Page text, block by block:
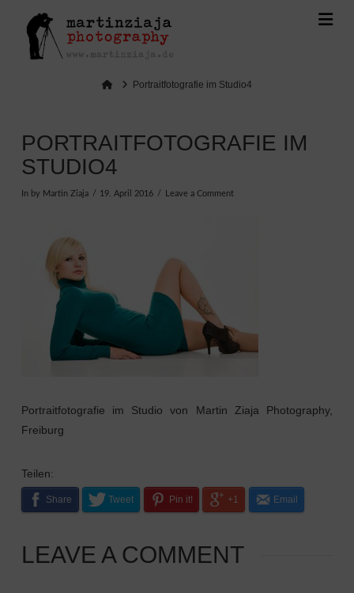
HomePortraitfotografie im Studio4
PORTRAITFOTOGRAFIE IM
STUDIO4
In by Martin Ziaja 19. April 2016 Leave a Comment
Portraitfotografie im Studio von Martin Ziaja Photography,
Freiburg
Teilen:
Share Tweet Pin it! +1 Email
LEAVE A COMMENT